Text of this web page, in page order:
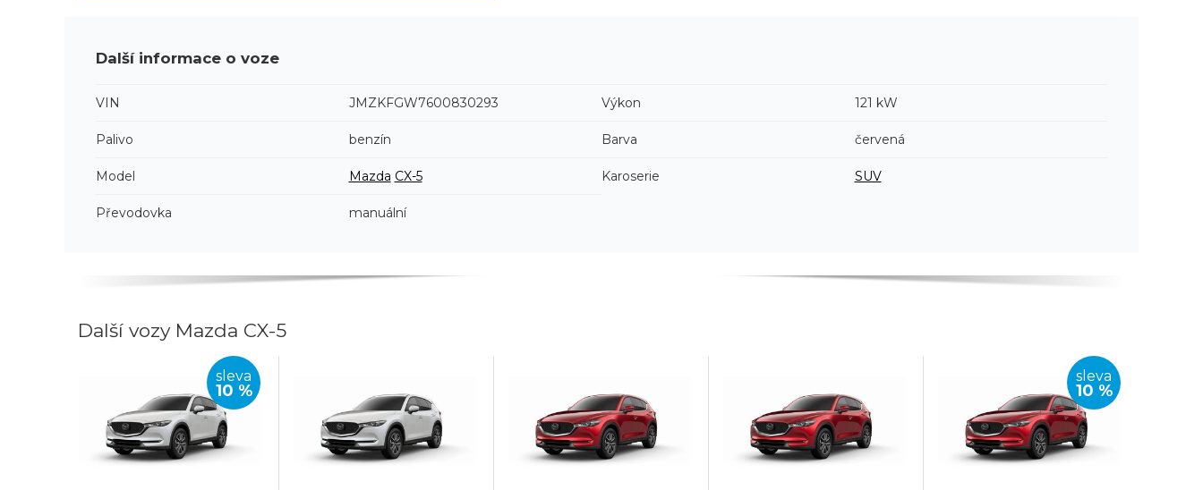
Další informace o voze
VIN JMZKFGW7600830293 Výkon 121 kW
Palivo benzín Barva červená
Model Mazda CX-5 Karoserie SUV
Převodovka manuální
Další vozy Mazda CX-5
sleva
10 %
sleva
10 %